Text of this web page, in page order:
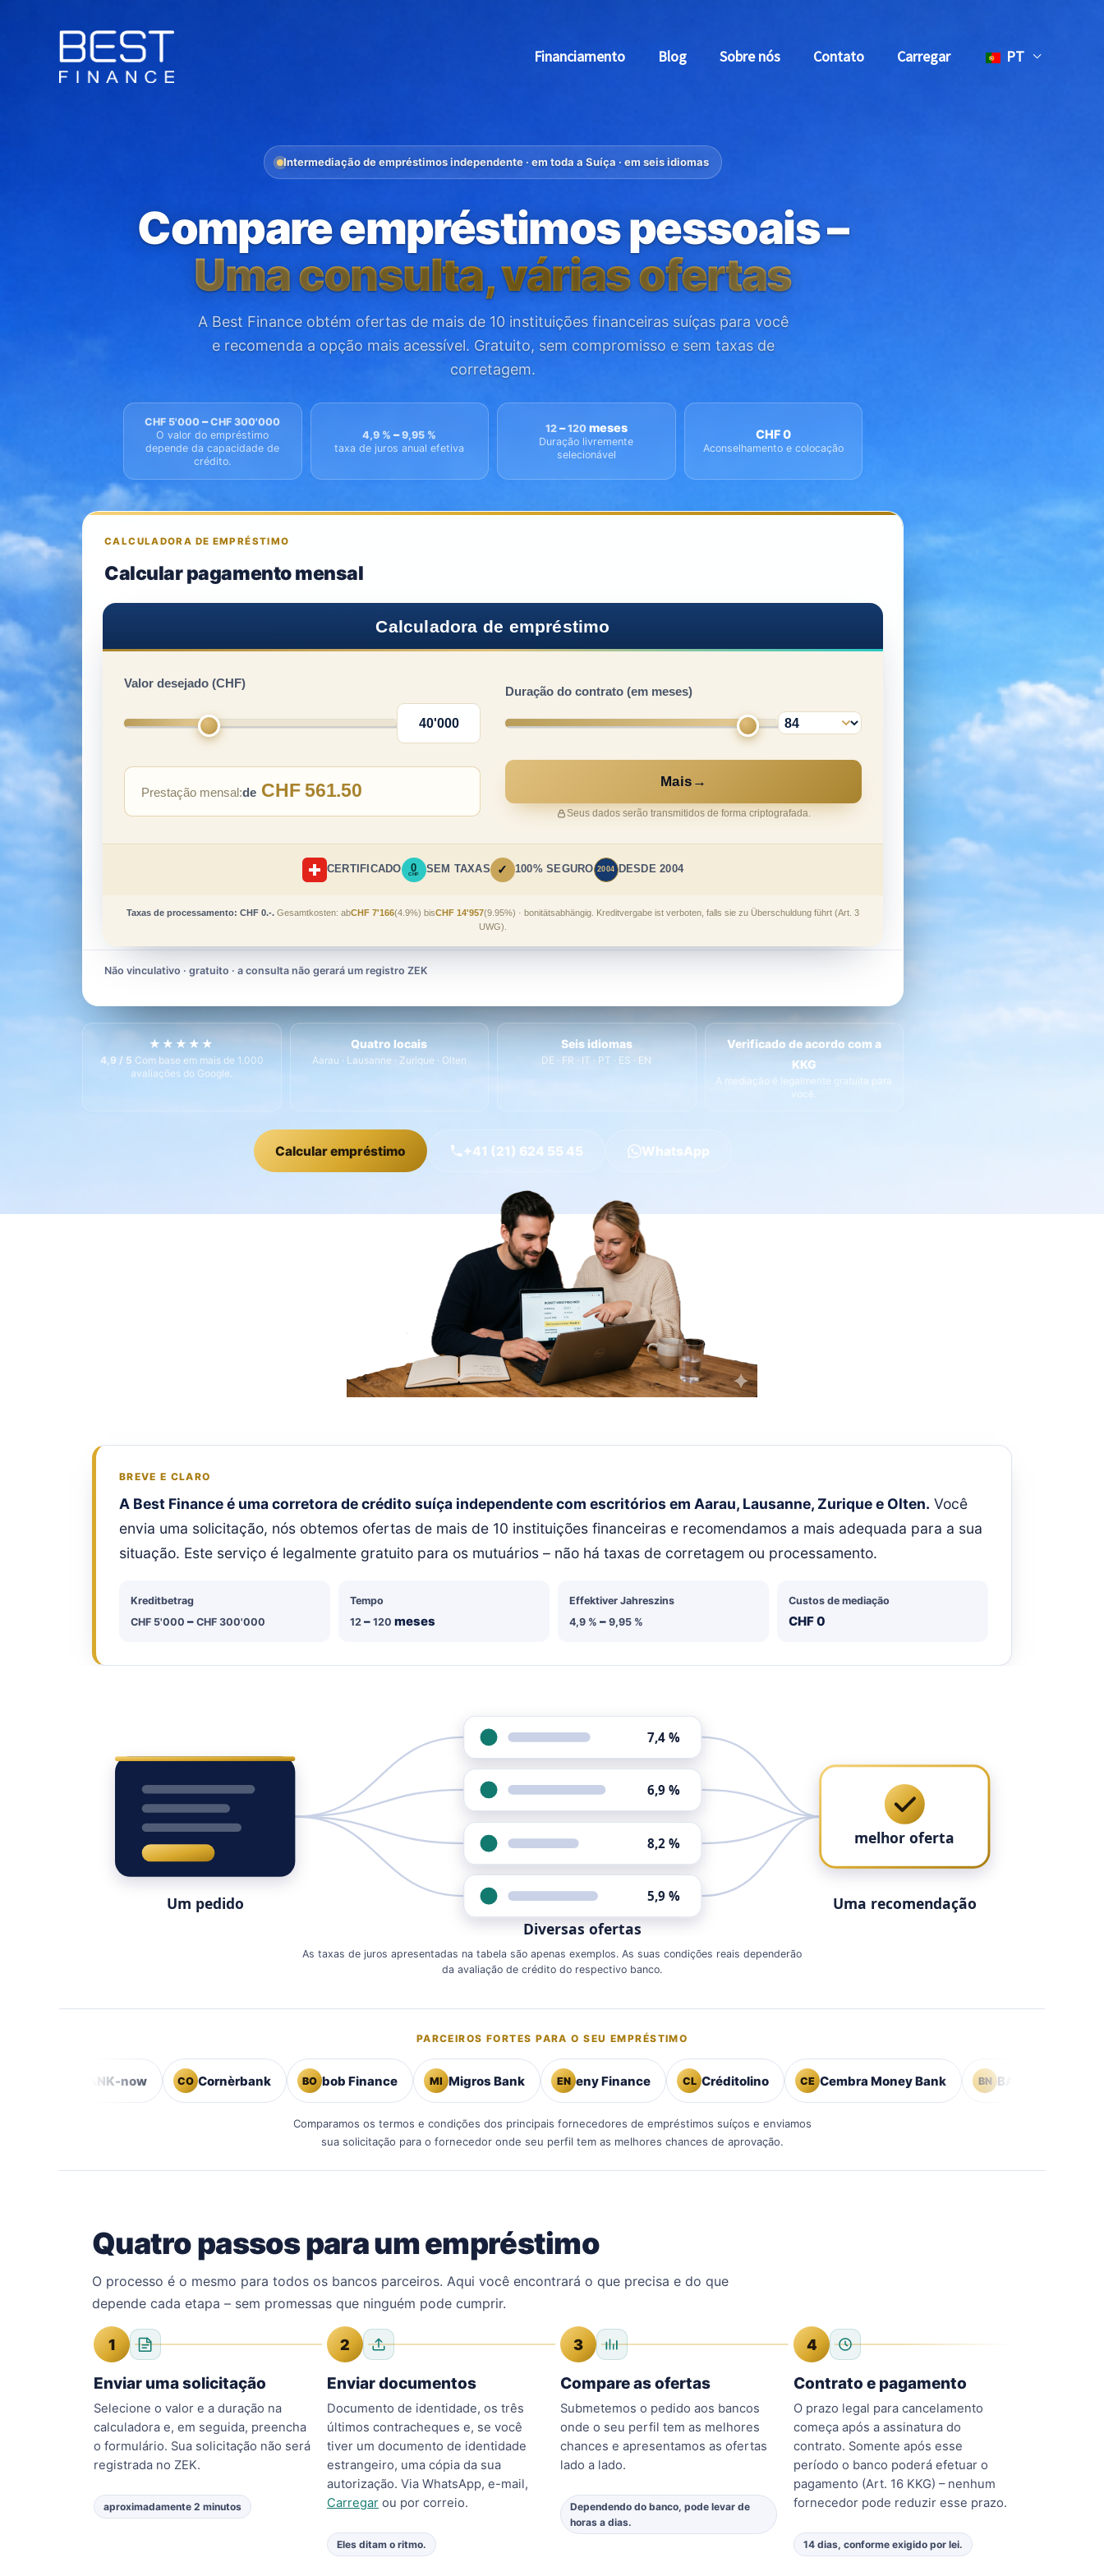
Financiamento Blog Sobre nós Contato Carregar PT
Intermediação de empréstimos independente · em toda a Suíça · em seis idiomas
Compare empréstimos pessoais –
Uma consulta, várias ofertas
A Best Finance obtém ofertas de mais de 10 instituições financeiras suíças para você
e recomenda a opção mais acessível. Gratuito, sem compromisso e sem taxas de
corretagem.
CHF 5'000 –CHF 300'000
O valor do empréstimo
depende da capacidade de
crédito.
4,9 % –9,95 %
taxa de juros anual efetiva
12–120meses
Duração livremente
selecionável
CHF 0
Aconselhamento e colocação
CALCULADORA DE EMPRÉSTIMO
Calcular pagamento mensal
Calculadora de empréstimo
Valor desejado (CHF)
Duração do contrato (em meses)
Prestação mensal:de CHF561.50 Mais →
Seus dados serão transmitidos de forma criptografada.
CERTIFICADO 0
CHF SEM TAXAS ✓ 100% SEGURO 2004 DESDE 2004
Taxas de processamento: CHF 0.-. Gesamtkosten: abCHF 7'166(4.9%) bisCHF 14'957(9.95%) · bonitätsabhängig. Kreditvergabe ist verboten, falls sie zu Überschuldung führt (Art. 3
UWG).
Não vinculativo · gratuito · a consulta não gerará um registro ZEK
★★★★★
4,9 / 5 Com base em mais de 1.000
avaliações do Google.
Quatro locais
Aarau · Lausanne · Zurique · Olten
Seis idiomas
DE · FR · IT · PT · ES · EN
Verificado de acordo com a
KKG
A mediação é legalmente gratuita para
você.
Calcular empréstimo +41 (21) 624 55 45 WhatsApp
BREVE E CLARO
A Best Finance é uma corretora de crédito suíça independente com escritórios em Aarau, Lausanne, Zurique e Olten. Você
envia uma solicitação, nós obtemos ofertas de mais de 10 instituições financeiras e recomendamos a mais adequada para a sua
situação. Este serviço é legalmente gratuito para os mutuários – não há taxas de corretagem ou processamento.
Kreditbetrag
CHF 5'000 – CHF 300'000
Tempo
12 – 120 meses
Effektiver Jahreszins
4,9 % – 9,95 %
Custos de mediação
CHF 0
Um pedido
7,4 %
6,9 %
8,2 %
5,9 %
Diversas ofertas
melhor oferta
Uma recomendação
As taxas de juros apresentadas na tabela são apenas exemplos. As suas condições reais dependerão
da avaliação de crédito do respectivo banco.
PARCEIROS FORTES PARA O SEU EMPRÉSTIMO
CO Cornèrbank BO bob Finance MI Migros Bank EN eny Finance CL Créditolino CE Cembra Money Bank BN BANK-now
Comparamos os termos e condições dos principais fornecedores de empréstimos suíços e enviamos
sua solicitação para o fornecedor onde seu perfil tem as melhores chances de aprovação.
Quatro passos para um empréstimo
O processo é o mesmo para todos os bancos parceiros. Aqui você encontrará o que precisa e do que
depende cada etapa – sem promessas que ninguém pode cumprir.
1
Enviar uma solicitação
Selecione o valor e a duração na
calculadora e, em seguida, preencha
o formulário. Sua solicitação não será
registrada no ZEK.
aproximadamente 2 minutos
2
Enviar documentos
Documento de identidade, os três
últimos contracheques e, se você
tiver um documento de identidade
estrangeiro, uma cópia da sua
autorização. Via WhatsApp, e-mail,
Carregar ou por correio.
Eles ditam o ritmo.
3
Compare as ofertas
Submetemos o pedido aos bancos
onde o seu perfil tem as melhores
chances e apresentamos as ofertas
lado a lado.
Dependendo do banco, pode levar de
horas a dias.
4
Contrato e pagamento
O prazo legal para cancelamento
começa após a assinatura do
contrato. Somente após esse
período o banco poderá efetuar o
pagamento (Art. 16 KKG) – nenhum
fornecedor pode reduzir esse prazo.
14 dias, conforme exigido por lei.